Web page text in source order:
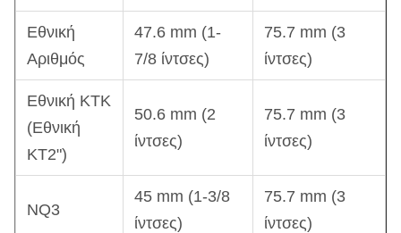
Εθνική
Αριθμός
47.6 mm (1-
7/8 ίντσες)
75.7 mm (3
ίντσες)
Εθνική ΚΤΚ
(Εθνική
ΚΤ2")
50.6 mm (2
ίντσες)
75.7 mm (3
ίντσες)
NQ3
45 mm (1-3/8
ίντσες)
75.7 mm (3
ίντσες)